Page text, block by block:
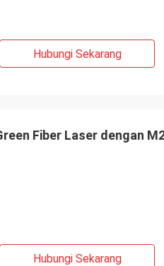
Hubungi Sekarang
Fiber Laser dengan
Hubungi Sekarang